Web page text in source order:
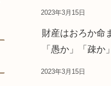
2023年3月15日
財産はおろか命
「愚か」「疎か
2023年3月15日